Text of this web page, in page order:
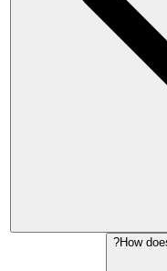
How